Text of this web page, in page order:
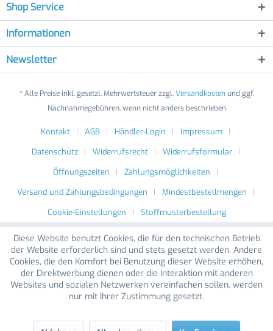
Shop Service
Informationen
Newsletter
* Alle Preise inkl. gesetzl. Mehrwertsteuer zzgl.Versandkostenund ggf.
Nachnahmegebühren, wenn nicht anders beschrieben
Kontakt AGB Händler-Login
Impressum
Datenschutz
Widerrufsrecht
Widerrufsformular
Öffnungszeiten
Zahlungsmöglichkeiten
Versand und Zahlungsbedingungen
Mindestbestellmengen
Cookie-Einstellungen
Stoffmusterbestellung
Diese Website benutzt Cookies, die für den technischen Betrieb
der Website erforderlich sind und stets gesetzt werden. Andere
Cookies, die den Komfort bei Benutzung dieser Website erhöhen,
der Direktwerbung dienen oder die Interaktion mit anderen
Websites und sozialen Netzwerken vereinfachen sollen, werden
nur mit Ihrer Zustimmung gesetzt.